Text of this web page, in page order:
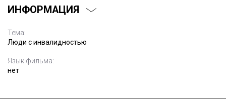
ИНФОРМАЦИЯ
Тема:
Люди с инвалидностью
Язык фильма:
нет